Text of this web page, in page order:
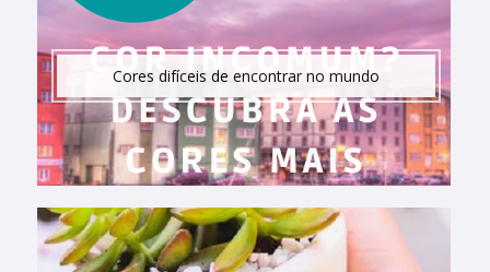
Cores difíceis de encontrar no mundo